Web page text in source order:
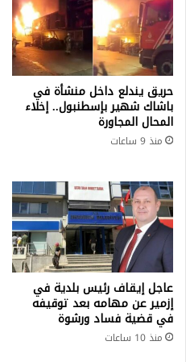
حريق يندلع داخل منشأة في
باشاك شهير بإسطنبول.. إخلاء
المحال المجاورة
منذ 9 ساعات
عاجل إيقاف رئيس بلدية في
إزمير عن مهامه بعد توقيفه
في قضية فساد ورشوة
منذ 10 ساعات